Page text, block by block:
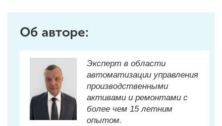
Об авторе:
Эксперт в области
автоматизации управления
производственными
активами и ремонтами с
более чем 15 летним
опытом.